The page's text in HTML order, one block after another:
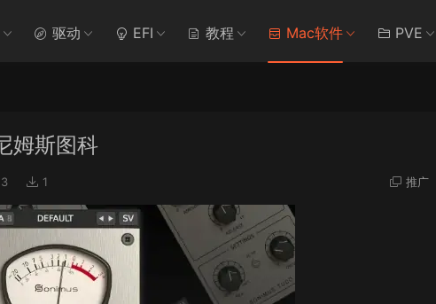
驱动 EFI 教程 Mac软件 PVE
姆斯图科
1 推广